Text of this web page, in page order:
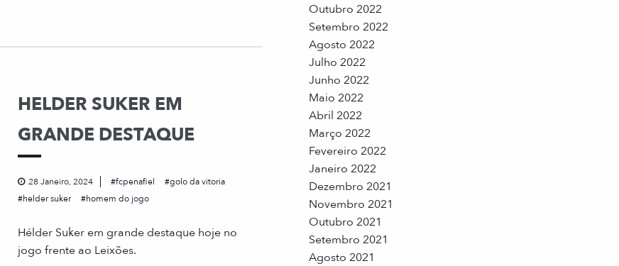
HELDER SUKER EM
GRANDE DESTAQUE
28 Janeiro, 2024 fcpenafiel
golo da vitoria
helder suker
homem do jogo
Hélder Suker em grande destaque hoje no
jogo frente ao Leixões.
Outubro 2022
Setembro 2022
Agosto 2022
Julho 2022
Junho 2022
Maio 2022
Abril 2022
Março 2022
Fevereiro 2022
Janeiro 2022
Dezembro 2021
Novembro 2021
Outubro 2021
Setembro 2021
Agosto 2021